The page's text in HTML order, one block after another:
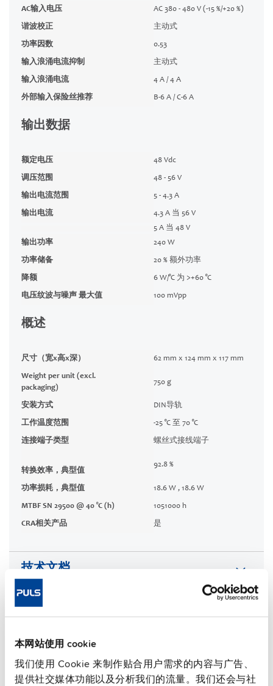
本网站使用 cookie
我们使用 Cookie 来制作贴合用户需求的内容与广告、
提供社交媒体功能以及分析我们的流量。我们还会与社
AC输入电压 AC 380 - 480 V (-15 %/+20 %)
谐波校正 主动式
功率因数 0.53
输入浪涌电流抑制 主动式
输入浪涌电流 4 A / 4 A
外部输入保险丝推荐 B-6 A / C-6 A
输出数据
额定电压 48 Vdc
调压范围 48 - 56 V
输出电流范围 5 - 4.3 A
输出电流
4.3 A 当 56 V
5 A 当 48 V
输出功率
240 W
功率储备 20 % 额外功率
降额 6 W/°C 为 >+60 °C
电压纹波与噪声 最大值 100 mVpp
概述
尺寸（宽x高x深） 62 mm x 124 mm x 117 mm
Weight per unit (excl.
packaging)
750 g
安装方式 DIN导轨
工作温度范围 -25 °C 至 70 °C
连接端子类型 螺丝式接线端子
转换效率，典型值
92.8 %
功率损耗，典型值 18.6 W , 18.6 W
MTBF SN 29500 @ 40 °C (h) 1051000 h
CRA相关产品 是
技术文档
商务信息